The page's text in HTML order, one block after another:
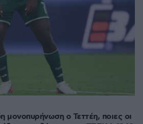
μονοπυρήνωση ο Τεττέη, ποιες οι